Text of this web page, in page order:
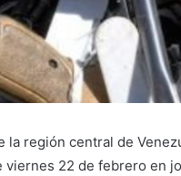
la región central de
22 de febrero en